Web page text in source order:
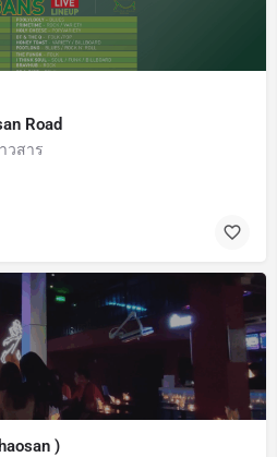
Road
วสาร
)